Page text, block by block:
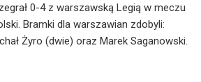
0-4 z warszawską Legią w meczu
Bramki dla warszawian zdobyli:
Żyro (dwie) oraz Marek Saganowski.